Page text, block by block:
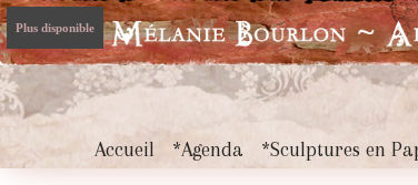
Accueil *Agenda *Sculptures en
Plus disponible